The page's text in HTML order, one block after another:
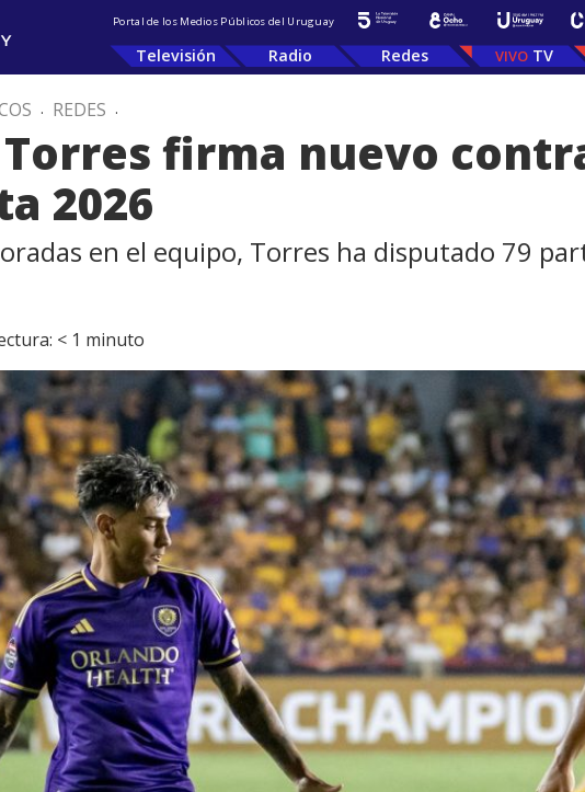
Portal de los Medios Públicos del Uruguay
Televisión Radio Redes TV
. REDES .
Torres firma nuevo
2026
en el equipo, Torres ha disputado 79
< 1 minuto